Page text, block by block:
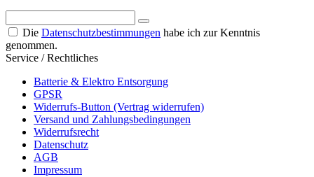
Die Datenschutzbestimmungen habe ich zur Kenntnis
genommen.
Service / Rechtliches
Batterie & Elektro Entsorgung
GPSR
Widerrufs-Button (Vertrag widerrufen)
Versand und Zahlungsbedingungen
Widerrufsrecht
Datenschutz
AGB
Impressum